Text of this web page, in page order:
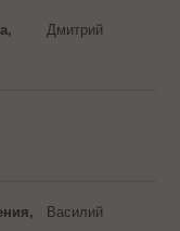
Дмитрий
,
Василий